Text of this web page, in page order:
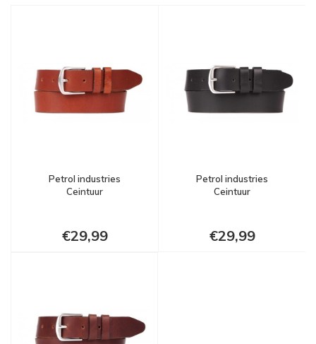
Petrol industries
Ceintuur
€29,99
Petrol industries
Ceintuur
€29,99